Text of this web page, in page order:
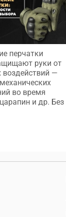
перчатки
руки от
воздействий —
во время
и др. Без